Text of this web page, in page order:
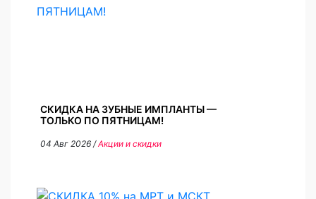
СКИДКА НА ЗУБНЫЕ ИМПЛАНТЫ —
ТОЛЬКО ПО ПЯТНИЦАМ!
04 Авг 2026 /Акции и скидки